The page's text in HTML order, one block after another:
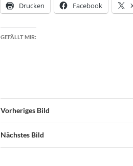
Drucken Facebook
GEFÄLLT MIR:
Vorheriges Bild
Nächstes Bild